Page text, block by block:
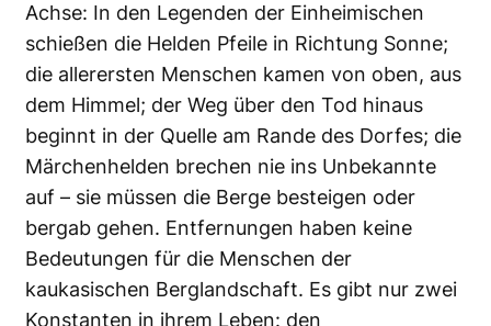
Achse: In den Legenden der Einheimischen
schießen die Helden Pfeile in Richtung Sonne;
die allerersten Menschen kamen von oben, aus
dem Himmel; der Weg über den Tod hinaus
beginnt in der Quelle am Rande des Dorfes; die
Märchenhelden brechen nie ins Unbekannte
auf – sie müssen die Berge besteigen oder
bergab gehen. Entfernungen haben keine
Bedeutungen für die Menschen der
kaukasischen Berglandschaft. Es gibt nur zwei
Konstanten in ihrem Leben: den